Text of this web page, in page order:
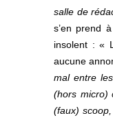
salle de
s’en prend
insolent : «
aucune
mal ­entre
(hors micro)
(faux)